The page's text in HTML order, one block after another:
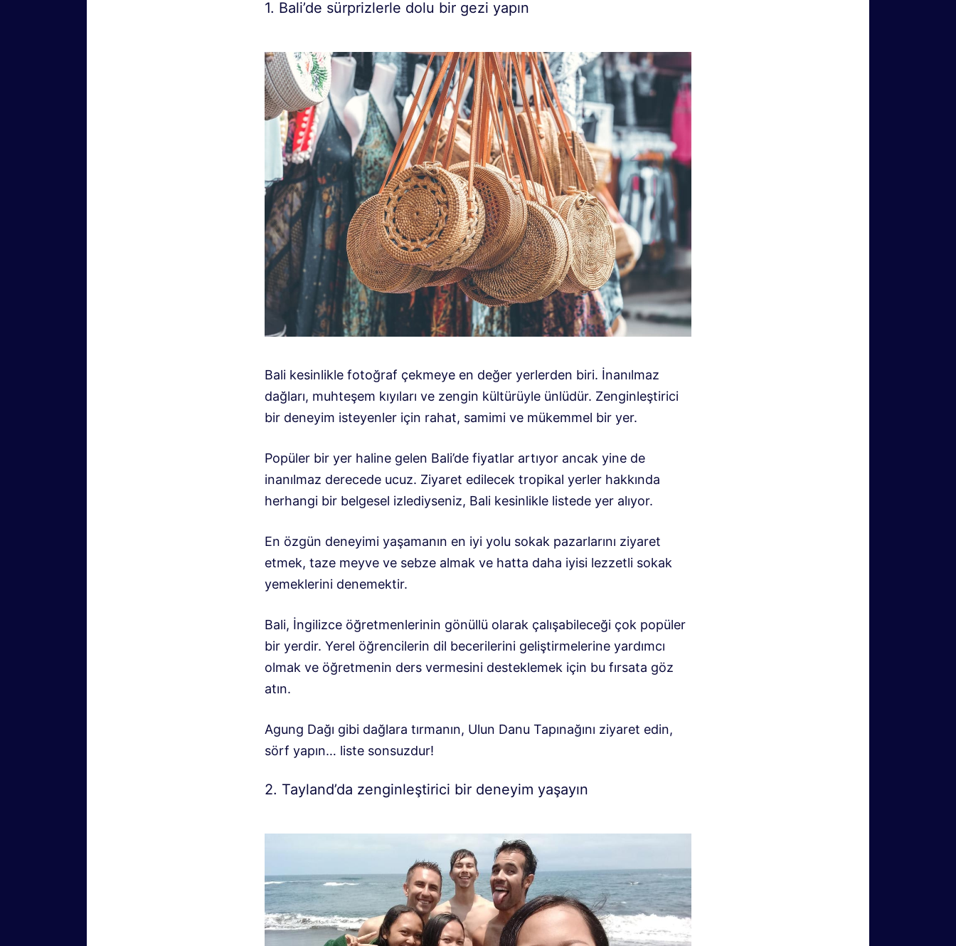
1. Bali’de sürprizlerle dolu bir gezi yapın
Bali kesinlikle fotoğraf çekmeye en değer yerlerden biri. İnanılmaz
dağları, muhteşem kıyıları ve zengin kültürüyle ünlüdür. Zenginleştirici
bir deneyim isteyenler için rahat, samimi ve mükemmel bir yer.
Popüler bir yer haline gelen Bali’de fiyatlar artıyor ancak yine de
inanılmaz derecede ucuz. Ziyaret edilecek tropikal yerler hakkında
herhangi bir belgesel izlediyseniz, Bali kesinlikle listede yer alıyor.
En özgün deneyimi yaşamanın en iyi yolu sokak pazarlarını ziyaret
etmek, taze meyve ve sebze almak ve hatta daha iyisi lezzetli sokak
yemeklerini denemektir.
Bali, İngilizce öğretmenlerinin gönüllü olarak çalışabileceği çok popüler
bir yerdir. Yerel öğrencilerin dil becerilerini geliştirmelerine yardımcı
olmak ve öğretmenin ders vermesini desteklemek için bu fırsata göz
atın.
Agung Dağı gibi dağlara tırmanın, Ulun Danu Tapınağını ziyaret edin,
sörf yapın… liste sonsuzdur!
2. Tayland’da zenginleştirici bir deneyim yaşayın